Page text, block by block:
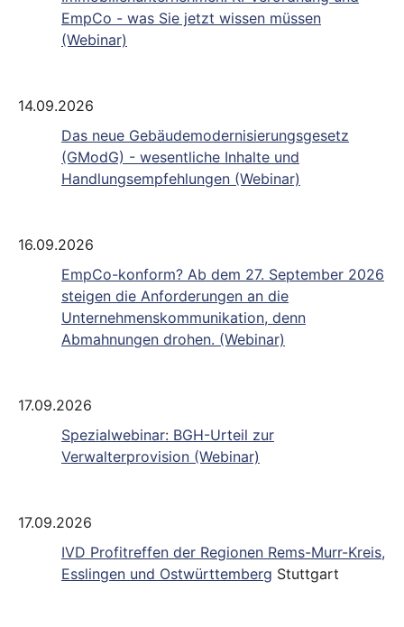
EmpCo - was Sie jetzt wissen müssen
(Webinar)
14.09.2026
Das neue Gebäudemodernisierungsgesetz
(GModG) - wesentliche Inhalte und
Handlungsempfehlungen (Webinar)
16.09.2026
EmpCo-konform? Ab dem 27. September 2026
steigen die Anforderungen an die
Unternehmenskommunikation, denn
Abmahnungen drohen. (Webinar)
17.09.2026
Spezialwebinar: BGH-Urteil zur
Verwalterprovision (Webinar)
17.09.2026
IVD Profitreffen der Regionen Rems-Murr-Kreis,
Esslingen und Ostwürttemberg Stuttgart